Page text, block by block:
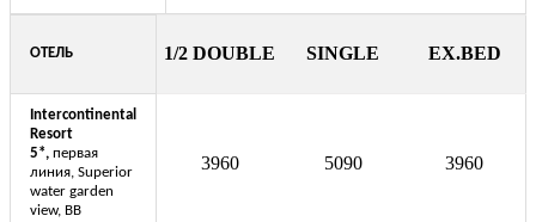
ОТЕЛЬ 1/2 DOUBLE SINGLE EX.BED
Intercontinental
Resort
5*, первая
линия, Superior
water garden
view, BB
3960 5090 3960